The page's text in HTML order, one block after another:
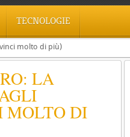
TECNOLOGIE
molto di più)
LA
MOLTO DI